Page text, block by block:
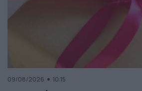
09/08/2026 10:15